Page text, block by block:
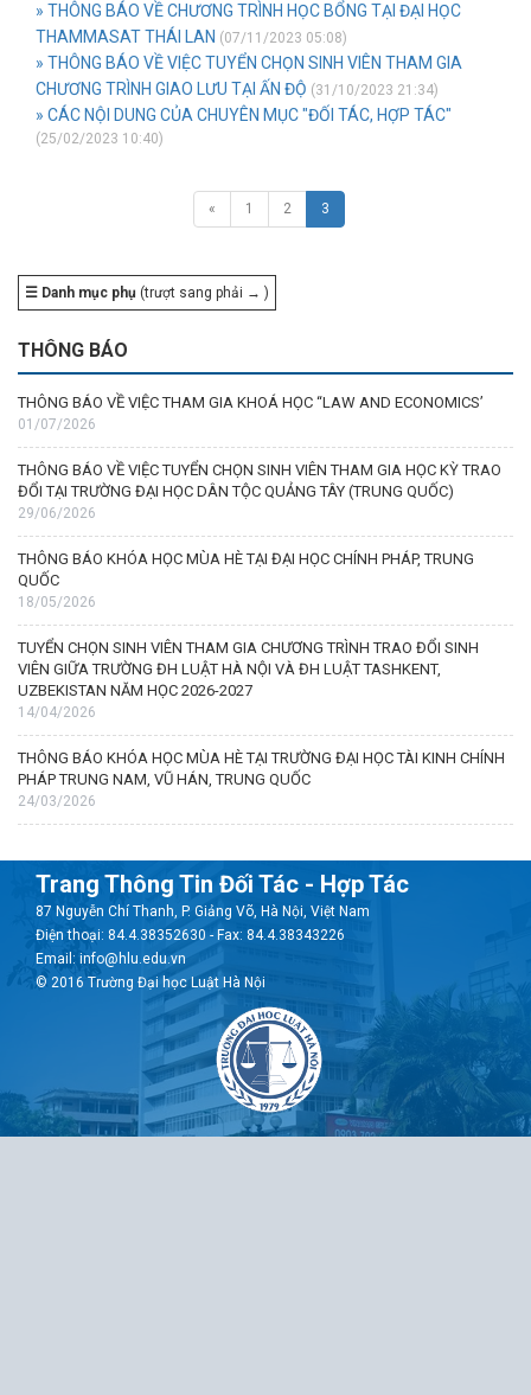
» THÔNG BÁO VỀ CHƯƠNG TRÌNH HỌC BỔNG TẠI ĐẠI HỌC
THAMMASAT THÁI LAN (07/11/2023 05:08)
» THÔNG BÁO VỀ VIỆC TUYỂN CHỌN SINH VIÊN THAM GIA
CHƯƠNG TRÌNH GIAO LƯU TẠI ẤN ĐỘ (31/10/2023 21:34)
» CÁC NỘI DUNG CỦA CHUYÊN MỤC "ĐỐI TÁC, HỢP TÁC"
(25/02/2023 10:40)
« 1 2 3
☰ Danh mục phụ (trượt sang phải → )
THÔNG BÁO
THÔNG BÁO VỀ VIỆC THAM GIA KHOÁ HỌC “LAW AND ECONOMICS’
01/07/2026
THÔNG BÁO VỀ VIỆC TUYỂN CHỌN SINH VIÊN THAM GIA HỌC KỲ TRAO
ĐỔI TẠI TRƯỜNG ĐẠI HỌC DÂN TỘC QUẢNG TÂY (TRUNG QUỐC)
29/06/2026
THÔNG BÁO KHÓA HỌC MÙA HÈ TẠI ĐẠI HỌC CHÍNH PHÁP, TRUNG
QUỐC
18/05/2026
TUYỂN CHỌN SINH VIÊN THAM GIA CHƯƠNG TRÌNH TRAO ĐỔI SINH
VIÊN GIỮA TRƯỜNG ĐH LUẬT HÀ NỘI VÀ ĐH LUẬT TASHKENT,
UZBEKISTAN NĂM HỌC 2026-2027
14/04/2026
THÔNG BÁO KHÓA HỌC MÙA HÈ TẠI TRƯỜNG ĐẠI HỌC TÀI KINH CHÍNH
PHÁP TRUNG NAM, VŨ HÁN, TRUNG QUỐC
24/03/2026
Trang Thông Tin Đối Tác - Hợp Tác
87 Nguyễn Chí Thanh, P. Giảng Võ, Hà Nội, Việt Nam
Điện thoại: 84.4.38352630 - Fax: 84.4.38343226
Email: info@hlu.edu.vn
© 2016 Trường Đại học Luật Hà Nội